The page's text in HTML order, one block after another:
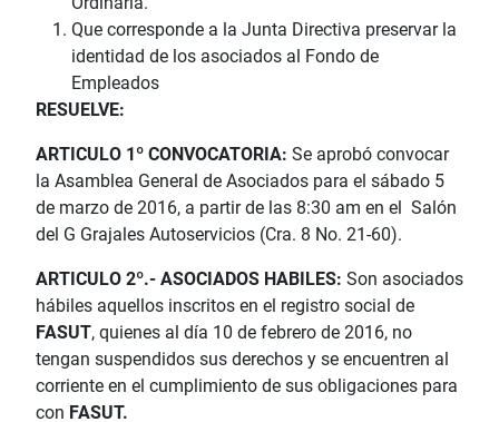
Que corresponde a la Junta Directiva preservar la
identidad de los asociados al Fondo de
Empleados
RESUELVE:
ARTICULO 1º CONVOCATORIA: Se aprobó convocar
la Asamblea General de Asociados para el sábado 5
de marzo de 2016, a partir de las 8:30 am en el Salón
del G Grajales Autoservicios (Cra. 8 No. 21-60).
ARTICULO 2º.- ASOCIADOS HABILES: Son asociados
hábiles aquellos inscritos en el registro social de
FASUT, quienes al día 10 de febrero de 2016, no
tengan suspendidos sus derechos y se encuentren al
corriente en el cumplimiento de sus obligaciones para
con FASUT.